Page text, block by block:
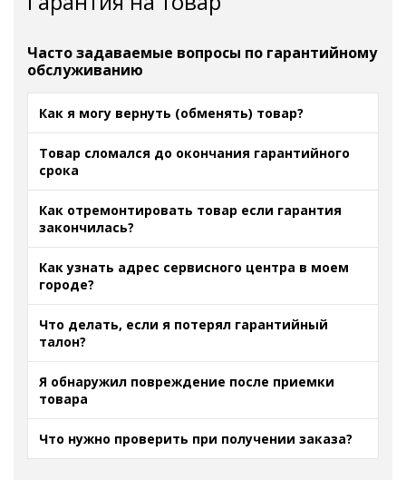
Часто задаваемые вопросы по гарантийному
обслуживанию
Как я могу вернуть (обменять) товар?
Товар сломался до окончания гарантийного
срока
Как отремонтировать товар если гарантия
закончилась?
Как узнать адрес сервисного центра в моем
городе?
Что делать, если я потерял гарантийный
талон?
Я обнаружил повреждение после приемки
товара
Что нужно проверить при получении заказа?